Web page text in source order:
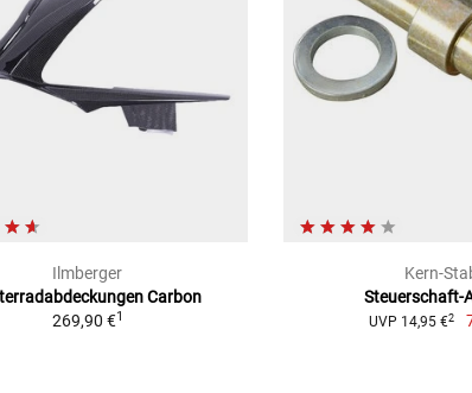
Ilmberger
Carbon
269,90 €1
Kern-
Steuerschaft-
UVP 14,95 €2